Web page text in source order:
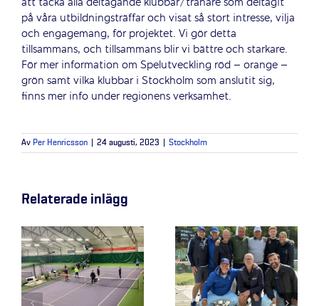
på våra utbildningsträffar och visat så stort intresse, vilja
och engagemang, för projektet. Vi gör detta
tillsammans, och tillsammans blir vi bättre och starkare.
För mer information om Spelutveckling röd – orange –
grön samt vilka klubbar i Stockholm som anslutit sig,
finns mer info under regionens verksamhet.
Av Per Henricsson 24 augusti, 2023 Stockholm
Relaterade inlägg